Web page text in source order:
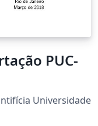
PUC-
Universidade